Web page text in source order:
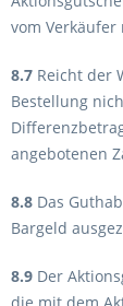
vom
8.7 Reicht der
Bestellung
angebotenen
8.8 Das
Bargeld
8.9 Der